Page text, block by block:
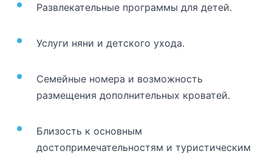
Развлекательные программы для детей.
Услуги няни и детского ухода.
Семейные номера и возможность
размещения дополнительных кроватей.
Близость к основным
достопримечательностям и туристическим